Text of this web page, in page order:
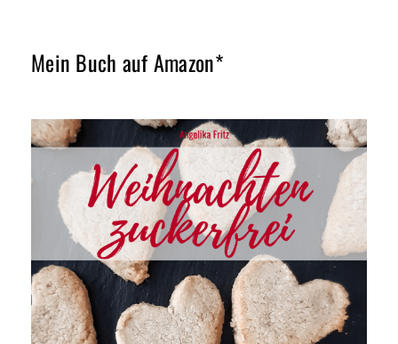
Mein Buch auf Amazon*